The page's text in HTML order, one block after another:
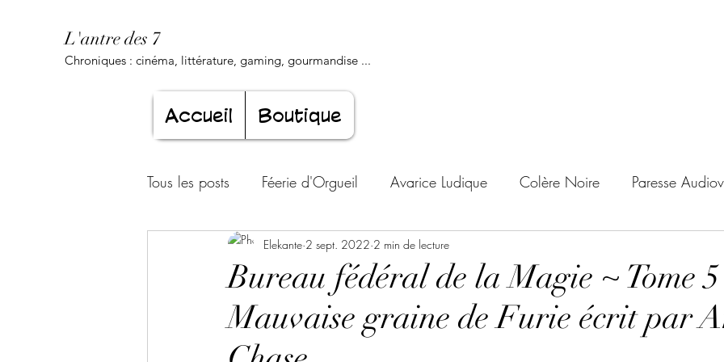
L'antre des 7
Chroniques : cinéma, littérature, gaming, gourmandise ...
Accueil Boutique
Tous les posts Féerie d'Orgueil Avarice Ludique Colère Noire Paresse
Luxure Envoûtante Gourmandise Proscrite
Jeunesse éternelle Cœur d'adolescent Archives Temporelles Folie Lycéenne
Bureau fédéral de la Magie ~ Tome
Mauvaise graine de Furie écrit par
Elekante 2 sept. 2022 2 min de lecture